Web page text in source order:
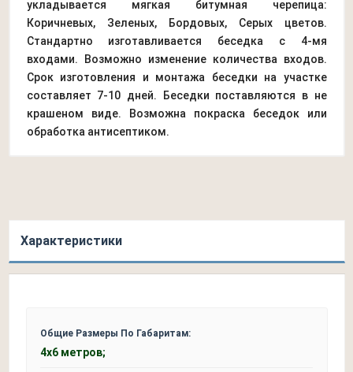
укладывается мягкая битумная черепица:
Коричневых, Зеленых, Бордовых, Серых цветов.
Стандартно изготавливается беседка с 4-мя
входами. Возможно изменение количества входов.
Срок изготовления и монтажа беседки на участке
составляет 7-10 дней. Беседки поставляются в не
крашеном виде. Возможна покраска беседок или
обработка антисептиком.
Характеристики
Общие Размеры По Габаритам:
4х6 метров;